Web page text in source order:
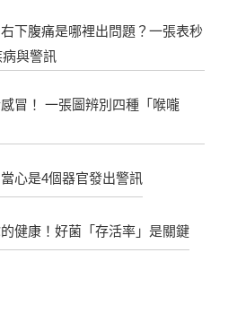
下腹痛是哪裡出問題？一張表秒
與警訊
冒！ 一張圖辨別四種「喉嚨
心是4個器官發出警訊
健康！好菌「存活率」是關鍵